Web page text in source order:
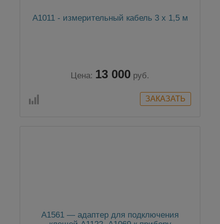
A1011 - измерительный кабель 3 х 1,5 м
Цена: 13 000 руб.
A1561 — адаптер для подключения